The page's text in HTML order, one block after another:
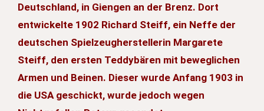
Deutschland, in Giengen an der Brenz. Dort
entwickelte 1902 Richard Steiff, ein Neffe der
deutschen Spielzeugherstellerin Margarete
Steiff, den ersten Teddybären mit beweglichen
Armen und Beinen. Dieser wurde Anfang 1903 in
die USA geschickt, wurde jedoch wegen